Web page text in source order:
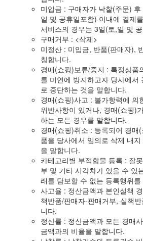
미입금 : 구매자가 낙찰(주문)
일 및 공휴일포함) 이내에 결제
서비스의 경우는 3일(토,일 및
구매거부 : <삭제>
미정산 : 미입금, 반품(판매자),
칭합니다.
경매(쇼핑)보류/중지 : 특정상품
를 미연에 방지하고자 당사에서
로 중단하는 것을 말합니다.
경매(쇼핑)사고 : 불가항력에 의
위반사항이 있거나, 경매(쇼핑)
하는 모든 경우를 말합니다.
경매(쇼핑)취소 : 등록되어 경매
품을 당사에서 임의로 삭제 내
을 말합니다.
카테고리별 부적합물 등록 : 잘
부 및 기타 시각차가 있을 수 있
래를 담보할 수 없는 등록행위를
사고율 : 정산금액과 본인실책
책반품/판매자-판매거부, 실책
니다.
정산률 : 정산금액과 모든 경매
금액과의 비율을 말합니다.